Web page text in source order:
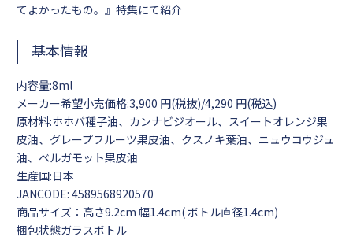
てよかったもの。』特集にて紹介
基本情報
内容量:8ml
メーカー希望小売価格:3,900 円(税抜)/4,290 円(税込)
原材料:ホホバ種子油、カンナビジオール、スイートオレンジ果
皮油、グレープフルーツ果皮油、クスノキ葉油、ニュウコウジュ
油、ベルガモット果皮油
生産国:日本
JANCODE: 4589568920570
商品サイズ：高さ9.2cm 幅1.4cm( ボトル直径1.4cm)
梱包状態ガラスボトル